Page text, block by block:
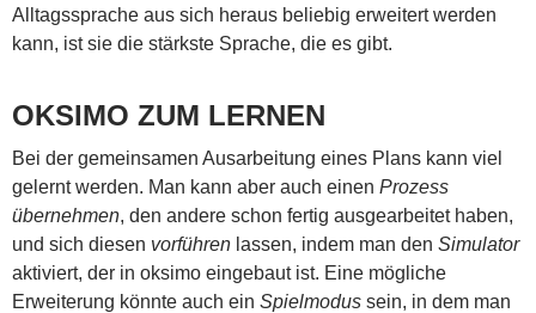
Alltagssprache aus sich heraus beliebig erweitert werden
kann, ist sie die stärkste Sprache, die es gibt.
OKSIMO ZUM LERNEN
Bei der gemeinsamen Ausarbeitung eines Plans kann viel
gelernt werden. Man kann aber auch einen Prozess
übernehmen, den andere schon fertig ausgearbeitet haben,
und sich diesen vorführen lassen, indem man den Simulator
aktiviert, der in oksimo eingebaut ist. Eine mögliche
Erweiterung könnte auch ein Spielmodus sein, in dem man